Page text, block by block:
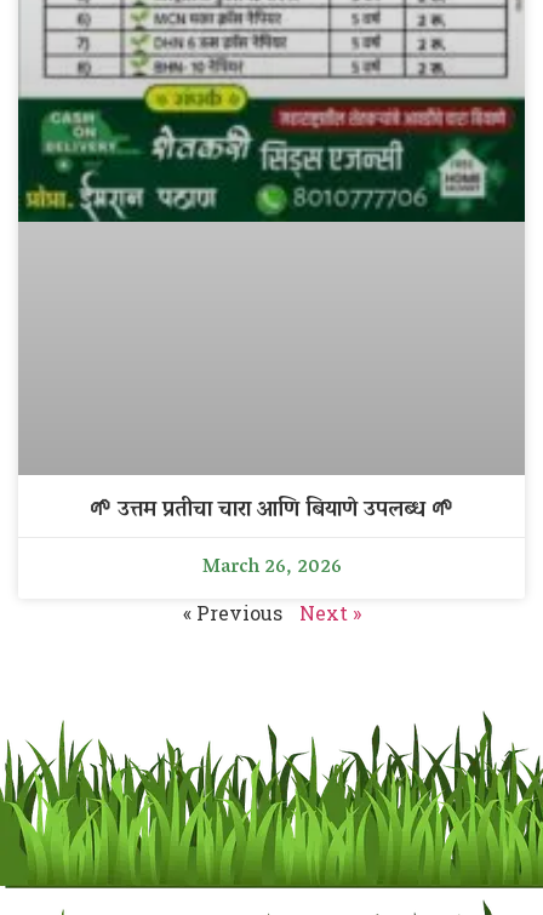
🌱 उत्तम प्रतीचा चारा आणि बियाणे उपलब्ध 🌱
March 26, 2026
« Previous Next »